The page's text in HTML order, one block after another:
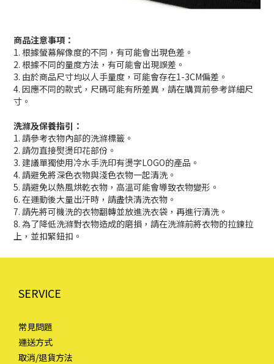
商品注意事項：
1. 根據螢幕解像度的不同，有可能會出現色差。
2. 根據不同的量度方法，有可能會出現誤差。
3. 由於商品尺寸均以人手量度，可能會存在1-3CM偏差。
4. 因應不同的款式，尺碼可能有所差異，請在購買前參考詳細尺
寸。
洗滌及保養指引：
1. 請參考衣物內部的洗滌標籤。
2. 請勿直接熨燙印花部份。
3. 建議單獨使用冷水手洗印有燙字LOGO的產品。
4. 請避免將深色衣物與淺色衣物一起清洗。
5. 請避免以熱風烘乾衣物，高溫可能會導致衣物變形。
6. 在運動後大量出汗時，請盡快清洗衣物。
7. 請先將可機洗的衣物翻轉並放進洗衣袋，再進行清洗。
8. 為了降低洗滌對衣物造成的磨損，請在洗滌前將衣物的拉鍊拉
上，並扣緊鈕扣。
SERVICE
常見問題
運送方式
取消/退貨方法